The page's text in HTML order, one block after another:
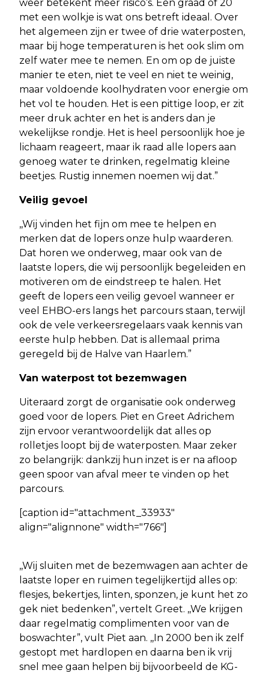
weer betekent meer risico’s. Een graad of 20
met een wolkje is wat ons betreft ideaal. Over
het algemeen zijn er twee of drie waterposten,
maar bij hoge temperaturen is het ook slim om
zelf water mee te nemen. En om op de juiste
manier te eten, niet te veel en niet te weinig,
maar voldoende koolhydraten voor energie om
het vol te houden. Het is een pittige loop, er zit
meer druk achter en het is anders dan je
wekelijkse rondje. Het is heel persoonlijk hoe je
lichaam reageert, maar ik raad alle lopers aan
genoeg water te drinken, regelmatig kleine
beetjes. Rustig innemen noemen wij dat.”
Veilig gevoel
,,Wij vinden het fijn om mee te helpen en
merken dat de lopers onze hulp waarderen.
Dat horen we onderweg, maar ook van de
laatste lopers, die wij persoonlijk begeleiden en
motiveren om de eindstreep te halen. Het
geeft de lopers een veilig gevoel wanneer er
veel EHBO-ers langs het parcours staan, terwijl
ook de vele verkeersregelaars vaak kennis van
eerste hulp hebben. Dat is allemaal prima
geregeld bij de Halve van Haarlem.”
Van waterpost tot bezemwagen
Uiteraard zorgt de organisatie ook onderweg
goed voor de lopers. Piet en Greet Adrichem
zijn ervoor verantwoordelijk dat alles op
rolletjes loopt bij de waterposten. Maar zeker
zo belangrijk: dankzij hun inzet is er na afloop
geen spoor van afval meer te vinden op het
parcours.
[caption id="attachment_33933"
align="alignnone" width="766"]
,,Wij sluiten met de bezemwagen aan achter de
laatste loper en ruimen tegelijkertijd alles op:
flesjes, bekertjes, linten, sponzen, je kunt het zo
gek niet bedenken”, vertelt Greet. ,,We krijgen
daar regelmatig complimenten voor van de
boswachter”, vult Piet aan. ,,In 2000 ben ik zelf
gestopt met hardlopen en daarna ben ik vrij
snel mee gaan helpen bij bijvoorbeeld de KG-